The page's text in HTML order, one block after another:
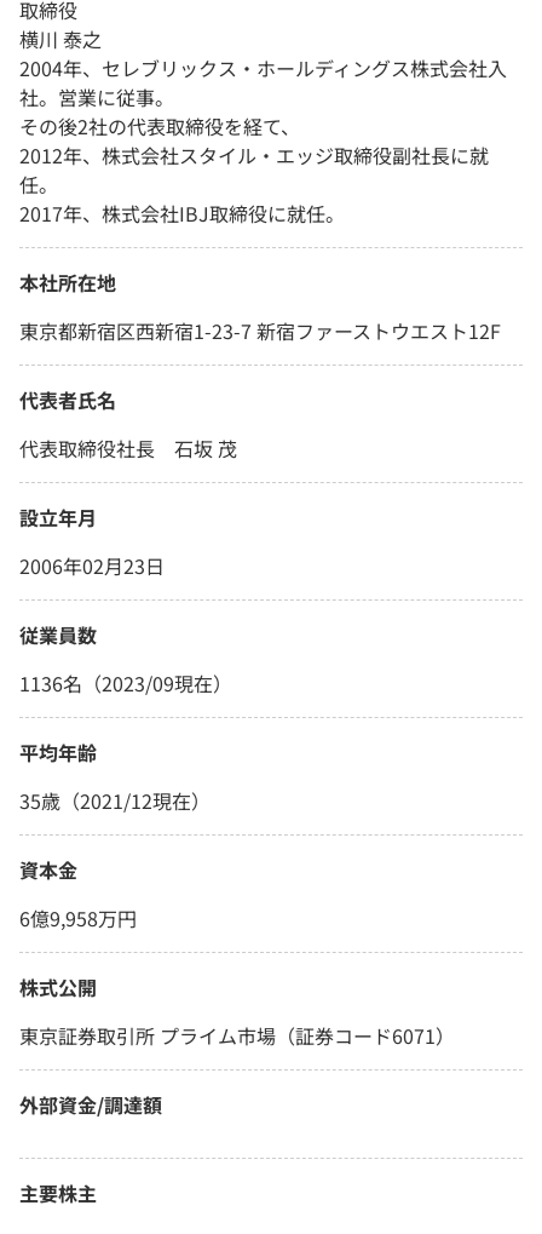
取締役
横川 泰之
2004年、セレブリックス・ホールディングス株式会社入
社。営業に従事。
その後2社の代表取締役を経て、
2012年、株式会社スタイル・エッジ取締役副社長に就
任。
2017年、株式会社IBJ取締役に就任。
本社所在地
東京都新宿区西新宿1-23-7 新宿ファーストウエスト12F
代表者氏名
代表取締役社長 石坂 茂
設立年月
2006年02月23日
従業員数
1136名（2023/09現在）
平均年齢
35歳（2021/12現在）
資本金
6億9,958万円
株式公開
東京証券取引所 プライム市場（証券コード6071）
外部資金/調達額
主要株主